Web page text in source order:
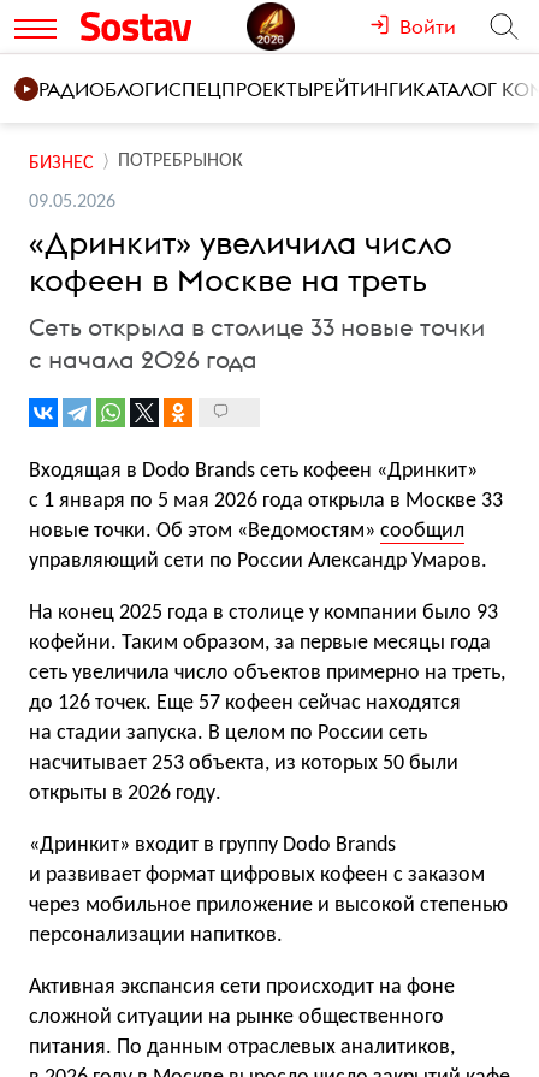
Войти
РАДИОБЛОГИСПЕЦПРОЕКТЫРЕЙТИНГИКАТАЛОГ
БИЗНЕС ПОТРЕБРЫНОК
09.05.2026
«Дринкит» увеличила число
кофеен в Москве на треть
Сеть открыла в столице 33 новые точки
с начала 2026 года
Входящая в Dodo Brands сеть кофеен «Дринкит»
с 1 января по 5 мая 2026 года открыла в Москве 33
новые точки. Об этом «Ведомостям» сообщил
управляющий сети по России Александр Умаров.
На конец 2025 года в столице у компании было 93
кофейни. Таким образом, за первые месяцы года
сеть увеличила число объектов примерно на треть,
до 126 точек. Еще 57 кофеен сейчас находятся
на стадии запуска. В целом по России сеть
насчитывает 253 объекта, из которых 50 были
открыты в 2026 году.
«Дринкит» входит в группу Dodo Brands
и развивает формат цифровых кофеен с заказом
через мобильное приложение и высокой степенью
персонализации напитков.
Активная экспансия сети происходит на фоне
сложной ситуации на рынке общественного
питания. По данным отраслевых аналитиков,